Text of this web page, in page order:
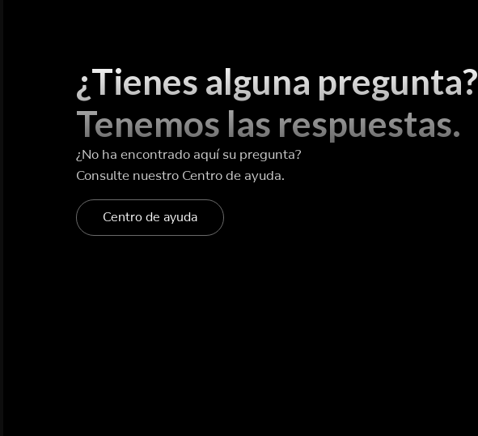
¿Tienes alguna pregunta?
Tenemos las respuestas.
¿No ha encontrado aquí su pregunta?
Consulte nuestro Centro de ayuda.
Centro de ayuda